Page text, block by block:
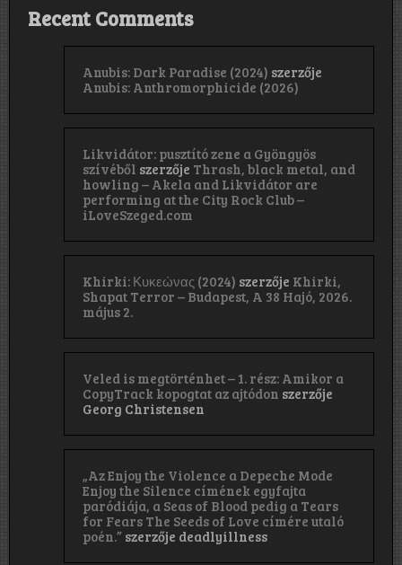
Recent Comments
Anubis: Dark Paradise (2024) szerzője
Anubis: Anthromorphicide (2026)
Likvidátor: pusztító zene a Gyöngyös
szívéből szerzője Thrash, black metal, and
howling – Akela and Likvidátor are
performing at the City Rock Club –
iLoveSzeged.com
Khirki: Κ​υ​κ​ε​ώ​ν​α​ς (2024) szerzője Khirki,
Shapat Terror – Budapest, A 38 Hajó, 2026.
május 2.
Veled is megtörténhet – 1. rész: Amikor a
CopyTrack kopogtat az ajtódon szerzője
Georg Christensen
„Az Enjoy the Violence a Depeche Mode
Enjoy the Silence címének egyfajta
paródiája, a Seas of Blood pedig a Tears
for Fears The Seeds of Love címére utaló
poén.” szerzője deadlyillness